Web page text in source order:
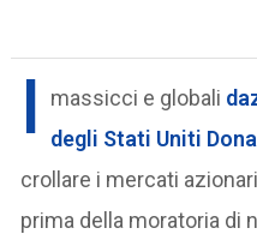
I massicci e globali
degli Stati Uniti
crollare i mercati
prima della moratoria di